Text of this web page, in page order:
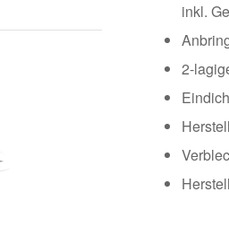
inkl.
2-